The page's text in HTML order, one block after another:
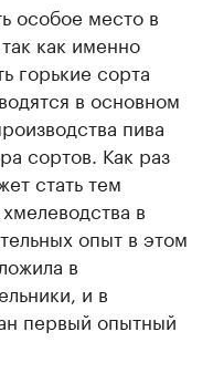
особое место в
как именно
горькие сорта
в основном
пива
сортов. Как раз
стать тем
в
опыт в этом
в
и в
первый опытный